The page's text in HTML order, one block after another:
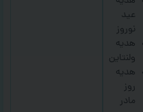
عید
نوروز
هدیه
ولنتاین
هدیه
روز
مادر